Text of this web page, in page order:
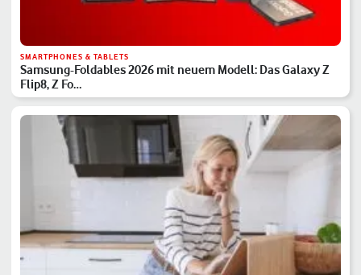
SMARTPHONES & TABLETS
Samsung-Foldables 2026 mit neuem Modell: Das Galaxy Z
Flip8, Z Fo…